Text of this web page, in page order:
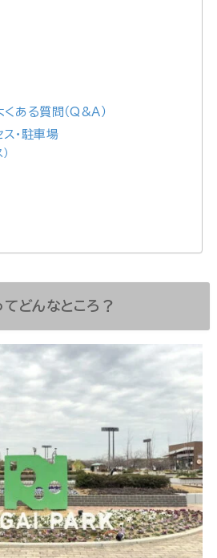
ある質問（Q&A）
・駐車場
どんなところ？